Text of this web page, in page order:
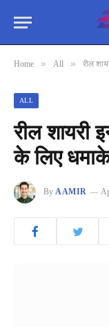
Home » All » रील
ALL
रील शायरी
के लिए
By AAMIR